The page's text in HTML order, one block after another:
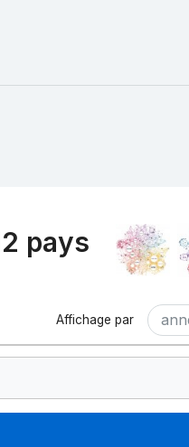
pays
Affichage par